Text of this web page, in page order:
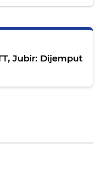
Jubir: Dijemput